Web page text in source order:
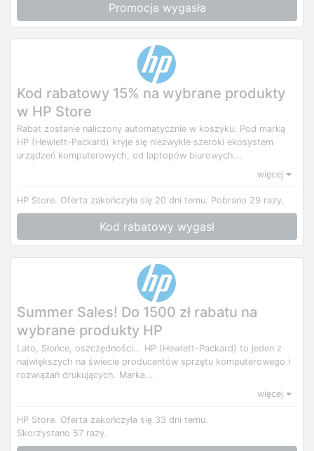
Promocja wygasła
Kod rabatowy 15% na wybrane produkty
w HP Store
Rabat zostanie naliczony automatycznie w koszyku. Pod marką
HP (Hewlett-Packard) kryje się niezwykle szeroki ekosystem
urządzeń komputerowych, od laptopów biurowych...
więcej
HP Store. Oferta zakończyła się 20 dni temu. Pobrano 29 razy.
Kod rabatowy wygasł
Summer Sales! Do 1500 zł rabatu na
wybrane produkty HP
Lato, Słońce, oszczędności... HP (Hewlett-Packard) to jeden z
największych na świecie producentów sprzętu komputerowego i
rozwiązań drukujących. Marka...
więcej
HP Store. Oferta zakończyła się 33 dni temu.
Skorzystano 57 razy.